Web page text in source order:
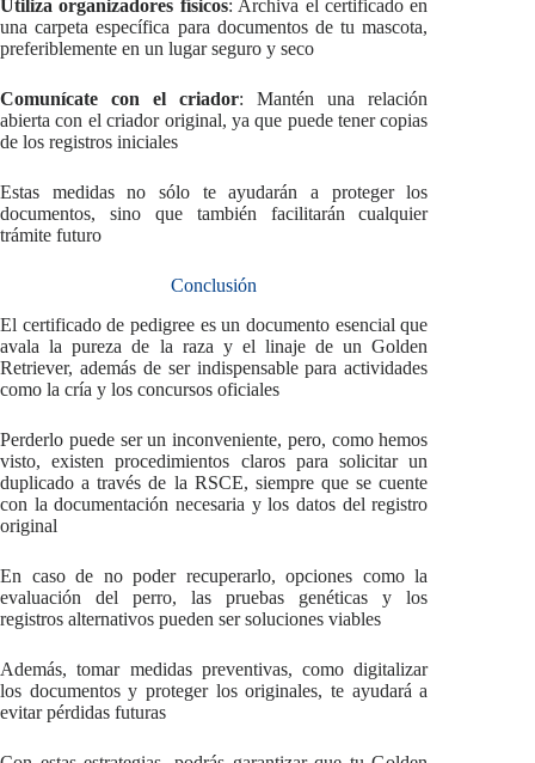
Utiliza organizadores físicos: Archiva el certificado en
una carpeta específica para documentos de tu mascota,
preferiblemente en un lugar seguro y seco
Comunícate con el criador: Mantén una relación
abierta con el criador original, ya que puede tener copias
de los registros iniciales
Estas medidas no sólo te ayudarán a proteger los
documentos, sino que también facilitarán cualquier
trámite futuro
Conclusión
El certificado de pedigree es un documento esencial que
avala la pureza de la raza y el linaje de un Golden
Retriever, además de ser indispensable para actividades
como la cría y los concursos oficiales
Perderlo puede ser un inconveniente, pero, como hemos
visto, existen procedimientos claros para solicitar un
duplicado a través de la RSCE, siempre que se cuente
con la documentación necesaria y los datos del registro
original
En caso de no poder recuperarlo, opciones como la
evaluación del perro, las pruebas genéticas y los
registros alternativos pueden ser soluciones viables
Además, tomar medidas preventivas, como digitalizar
los documentos y proteger los originales, te ayudará a
evitar pérdidas futuras